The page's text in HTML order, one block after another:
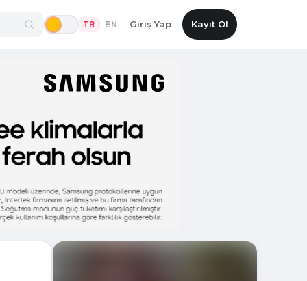
TR EN Giriş Yap Kayıt Ol